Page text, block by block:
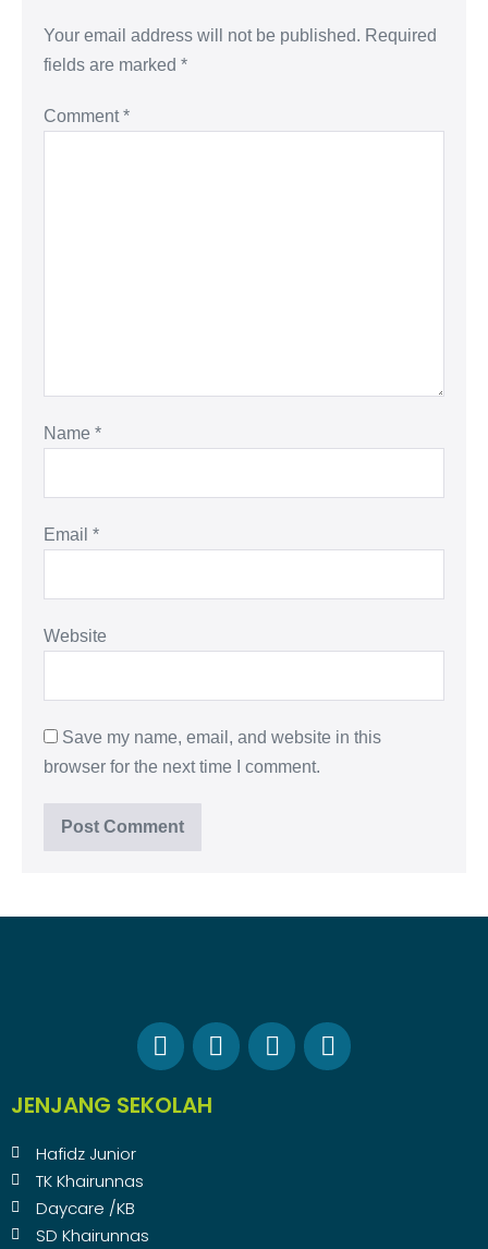
Your email address will not be published. Required
fields are marked *
Comment*
Name *
Email *
Website
Save my name, email, and website in this
browser for the next time I comment.
JENJANG SEKOLAH
Hafidz Junior
TK Khairunnas
Daycare /KB
SD Khairunnas